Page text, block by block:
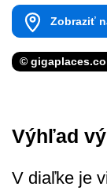
Zobraziť
©
Výhľad
V diaľke je